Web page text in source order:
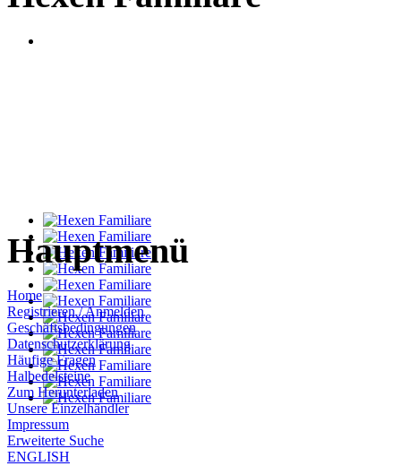
Hauptmenü
Home
Registrieren / Anmelden
Geschäftsbedingungen
Datenschutzerklärung
Häufige Fragen
Halbedelsteine
Zum Herunterladen
Unsere Einzelhändler
Impressum
Erweiterte Suche
ENGLISH